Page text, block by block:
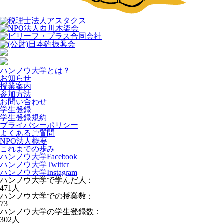
ハンノウ大学とは？
お知らせ
授業案内
参加方法
お問い合わせ
学生登録
学生登録規約
プライバシーポリシー
よくあるご質問
NPO法人概要
これまでの歩み
ハンノウ大学Facebook
ハンノウ大学Twitter
ハンノウ大学Instagram
ハンノウ大学で学んだ人：
471 人
ハンノウ大学での授業数：
73
ハンノウ大学の学生登録数：
302 人